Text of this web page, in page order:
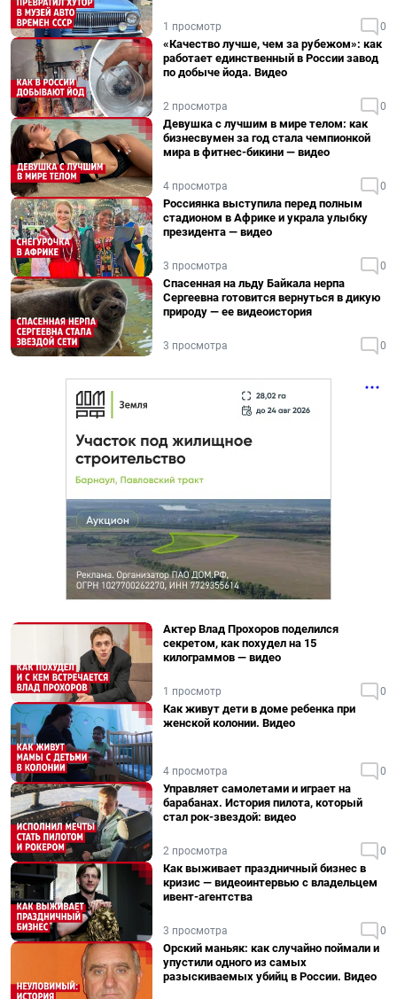
1 просмотр 0
«Качество лучше, чем за рубежом»: как
работает единственный в России завод
по добыче йода. Видео
2 просмотра 0
Девушка с лучшим в мире телом: как
бизнесвумен за год стала чемпионкой
мира в фитнес-бикини — видео
4 просмотра 0
Россиянка выступила перед полным
стадионом в Африке и украла улыбку
президента — видео
3 просмотра 0
Спасенная на льду Байкала нерпа
Сергеевна готовится вернуться в дикую
природу — ее видеоистория
3 просмотра 0
Актер Влад Прохоров поделился
секретом, как похудел на 15
килограммов — видео
1 просмотр 0
Как живут дети в доме ребенка при
женской колонии. Видео
4 просмотра 0
Управляет самолетами и играет на
барабанах. История пилота, который
стал рок-звездой: видео
2 просмотра 0
Как выживает праздничный бизнес в
кризис — видеоинтервью с владельцем
ивент-агентства
3 просмотра 0
Орский маньяк: как случайно поймали и
упустили одного из самых
разыскиваемых убийц в России. Видео